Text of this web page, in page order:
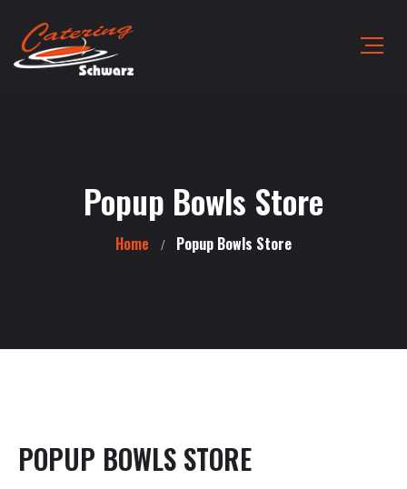
Popup Bowls Store
Home Popup Bowls Store
POPUP BOWLS STORE